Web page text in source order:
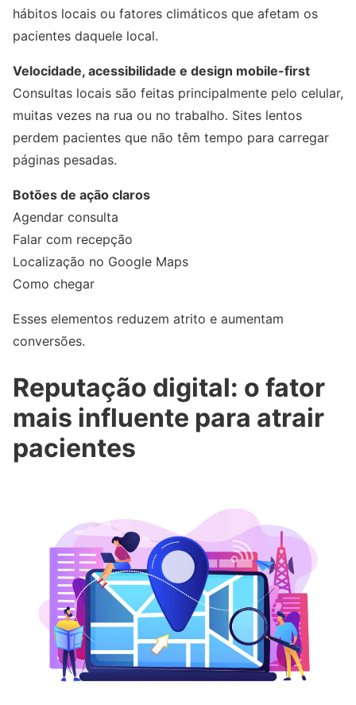
hábitos locais ou fatores climáticos que afetam os
pacientes daquele local.
Velocidade, acessibilidade e design mobile-first
Consultas locais são feitas principalmente pelo celular,
muitas vezes na rua ou no trabalho. Sites lentos
perdem pacientes que não têm tempo para carregar
páginas pesadas.
Botões de ação claros
Agendar consulta
Falar com recepção
Localização no Google Maps
Como chegar
Esses elementos reduzem atrito e aumentam
conversões.
Reputação digital: o fator
mais influente para atrair
pacientes